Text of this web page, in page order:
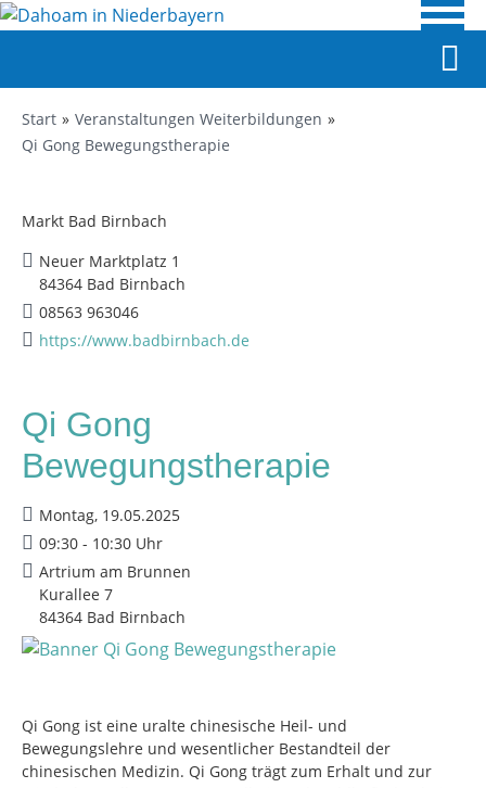
Start
Veranstaltungen Weiterbildungen
Qi Gong Bewegungstherapie
Markt Bad Birnbach
Neuer Marktplatz 1
84364 Bad Birnbach
08563 963046
https://www.badbirnbach.de
Qi Gong
Bewegungstherapie
Montag, 19.05.2025
09:30 - 10:30 Uhr
Artrium am Brunnen
Kurallee 7
84364 Bad Birnbach
Qi Gong ist eine uralte chinesische Heil- und
Bewegungslehre und wesentlicher Bestandteil der
chinesischen Medizin. Qi Gong trägt zum Erhalt und zur